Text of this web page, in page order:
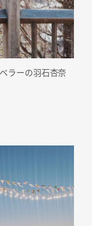
ラーの羽石杏奈